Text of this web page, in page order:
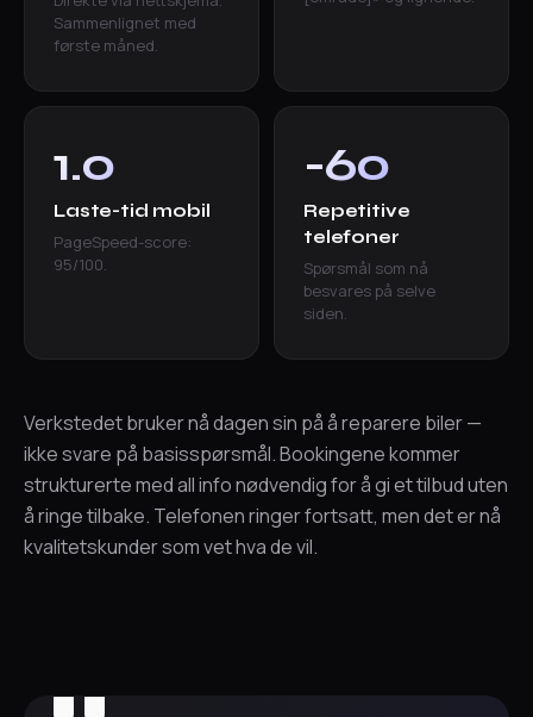
Sammenlignet med
første måned.
1.0s
Laste-tid mobil
PageSpeed-score:
95/100.
-60%
Repetitive
telefoner
Spørsmål som nå
besvares på selve
siden.
Verkstedet bruker nå dagen sin på å reparere biler —
ikke svare på basisspørsmål. Bookingene kommer
strukturerte med all info nødvendig for å gi et tilbud uten
å ringe tilbake. Telefonen ringer fortsatt, men det er nå
kvalitetskunder som vet hva de vil.